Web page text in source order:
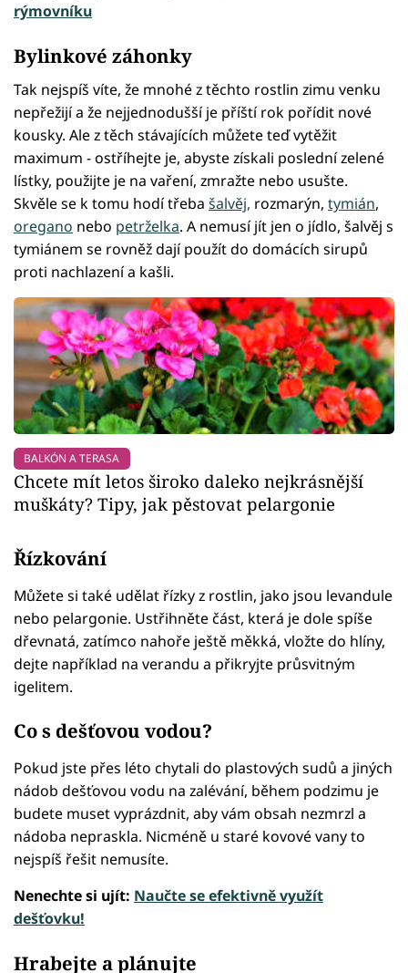
rýmovníku
Bylinkové záhonky
Tak nejspíš víte, že mnohé z těchto rostlin zimu venku
nepřežijí a že nejjednodušší je příští rok pořídit nové
kousky. Ale z těch stávajících můžete teď vytěžit
maximum - ostříhejte je, abyste získali poslední zelené
lístky, použijte je na vaření, zmražte nebo usušte.
Skvěle se k tomu hodí třeba šalvěj, rozmarýn, tymián,
oregano nebo petrželka. A nemusí jít jen o jídlo, šalvěj s
tymiánem se rovněž dají použít do domácích sirupů
proti nachlazení a kašli.
BALKÓN A TERASA
Chcete mít letos široko daleko nejkrásnější
muškáty? Tipy, jak pěstovat pelargonie
Řízkování
Můžete si také udělat řízky z rostlin, jako jsou levandule
nebo pelargonie. Ustřihněte část, která je dole spíše
dřevnatá, zatímco nahoře ještě měkká, vložte do hlíny,
dejte například na verandu a přikryjte průsvitným
igelitem.
Co s dešťovou vodou?
Pokud jste přes léto chytali do plastových sudů a jiných
nádob dešťovou vodu na zalévání, během podzimu je
budete muset vyprázdnit, aby vám obsah nezmrzl a
nádoba nepraskla. Nicméně u staré kovové vany to
nejspíš řešit nemusíte.
Nenechte si ujít: Naučte se efektivně využít
dešťovku!
Hrabejte a plánujte